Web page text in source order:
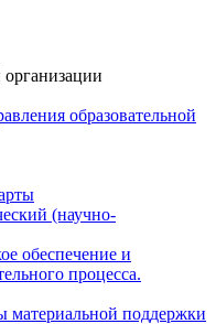
организации
образовательной
(научно-
обеспечение и
процесса.
поддержки